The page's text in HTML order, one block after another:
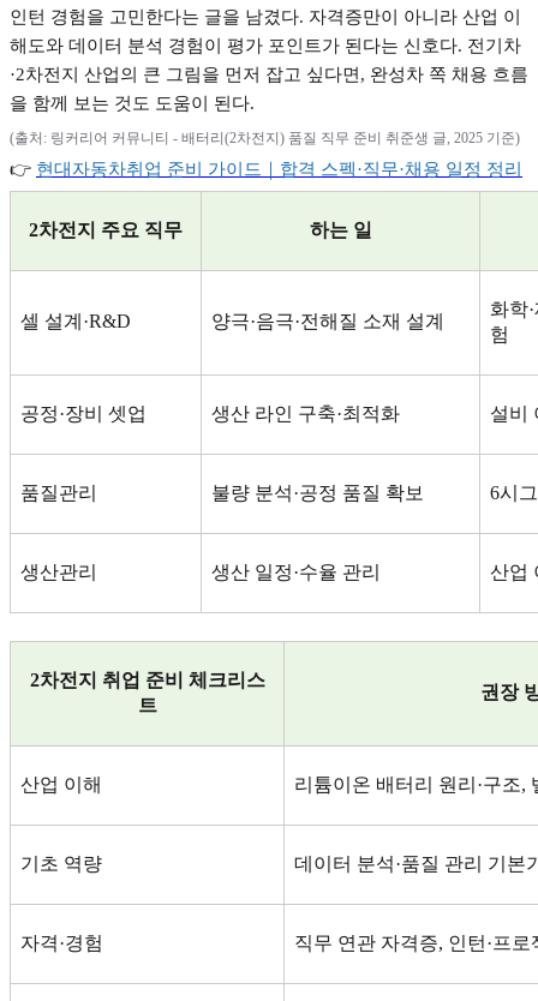
인턴 경험을 고민한다는 글을 남겼다. 자격증만이 아니라 산업 이
해도와 데이터 분석 경험이 평가 포인트가 된다는 신호다. 전기차
·2차전지 산업의 큰 그림을 먼저 잡고 싶다면 , 완성차 쪽 채용 흐름
을 함께 보는 것도 도움이 된다.
(출처 : 링커리어 커뮤니티 - 배터리 (2차전지 ) 품질 직무 준비 취준생 글, 2025 기준)
👉 현대자동차취업 준비 가이드｜합격 스펙·직무·채용 일정 정리
2차전지 주요 직무 하는 일
셀 설계 ·R&D 양극·음극·전해질 소재 설계
화학·
험
공정·장비 셋업 생산 라인 구축·최적화 설비
품질관리 불량 분석·공정 품질 확보 6시
생산관리 생산 일정·수율 관리 산업
2차전지 취업 준비 체크리스
트
권장
산업 이해 리튬이온 배터리 원리 ·구조,
기초 역량 데이터 분석·품질 관리 기본
자격·경험 직무 연관 자격증, 인턴 ·프로